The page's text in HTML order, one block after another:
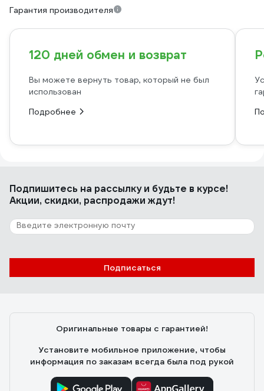
Гарантия производителя
120 дней обмен и возврат
Вы можете вернуть товар, который не был
использован
Подробнее
Подпишитесь на рассылкуи будьте в курсе!
Акции, скидки, распродажи ждут!
Подписаться
Оригинальные товары с гарантией!
Установите мобильное приложение, чтобы
информация по заказам всегда была под рукой